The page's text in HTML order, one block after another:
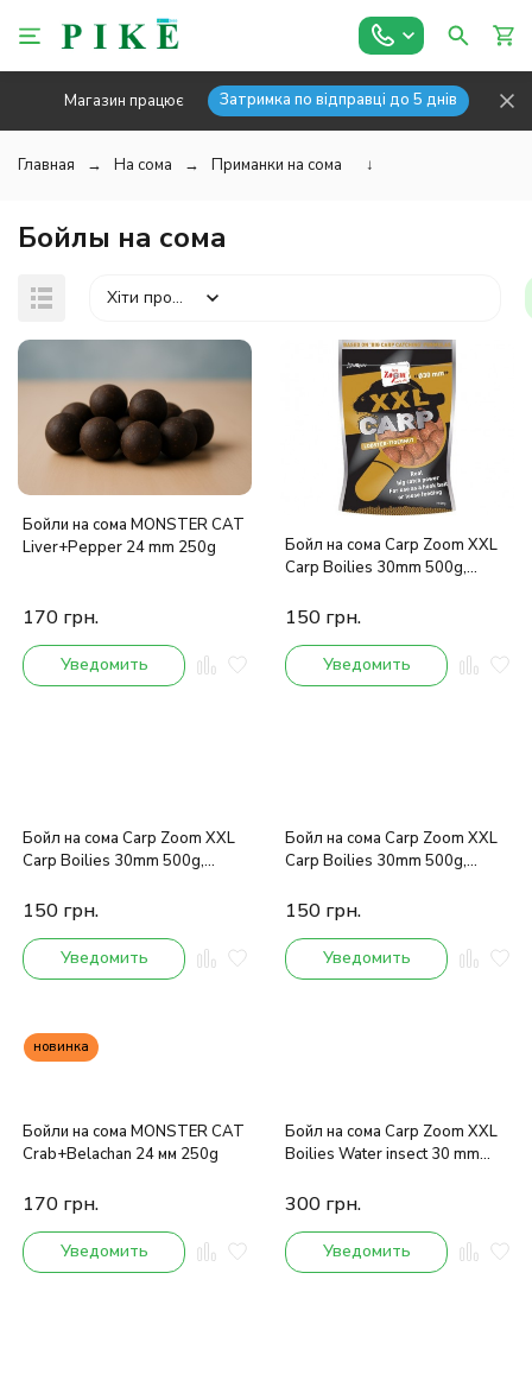
Магазин працює Затримка по відправці до 5 днів
Главная На сома Приманки на сома ↓
Бойлы на сома
Хіти продажів
Бойли на сома MONSTER CAT
Liver+Pepper 24 mm 250g
170 грн.
Уведомить
Бойл на сома Carp Zoom XXL
Carp Boilies 30mm 500g,
150 грн.
Уведомить
Бойл на сома Carp Zoom XXL
Carp Boilies 30mm 500g,
150 грн.
Уведомить
Бойл на сома Carp Zoom XXL
Carp Boilies 30mm 500g,
150 грн.
Уведомить
новинка
Бойли на сома MONSTER CAT
Crab+Belachan 24 мм 250g
170 грн.
Уведомить
Бойл на сома Carp Zoom XXL
Boilies Water insect 30 mm
300 грн.
Уведомить